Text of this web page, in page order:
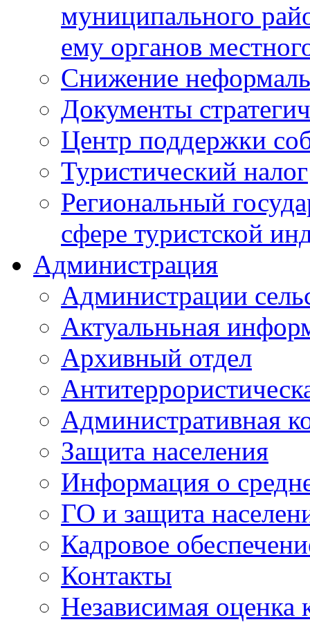
муниципального
ему органов
Снижение
Документы
Центр поддержки
Туристический налог
Региональный
сфере туристской
Администрация
Администрации
Актуальньная
Архивный отдел
Административная
Защита населения
Информация о
ГО и защита
Кадровое
Контакты
Независимая оценка